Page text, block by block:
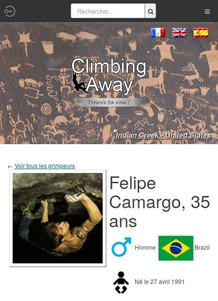
Indian Creek - United States
← Voir tous les grimpeurs
Felipe
Camargo, 35
ans
Homme Brazil
Né le 27 avril 1991